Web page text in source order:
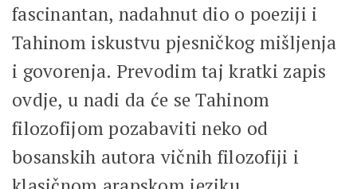
fascinantan, nadahnut dio o poeziji i
Tahinom iskustvu pjesničkog mišljenja
i govorenja. Prevodim taj kratki zapis
ovdje, u nadi da će se Tahinom
filozofijom pozabaviti neko od
bosanskih autora vičnih filozofiji i